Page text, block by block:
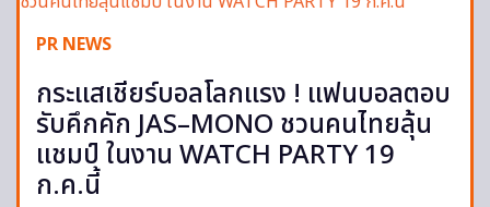
PR NEWS
กระแสเชียร์บอลโลกแรง ! แฟนบอลตอบ
รับคึกคัก JAS–MONO ชวนคนไทยลุ้น
แชมป์ ในงาน WATCH PARTY 19
ก.ค.นี้